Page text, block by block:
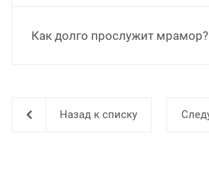
Как долго прослужит мрамор?
Назад к списку